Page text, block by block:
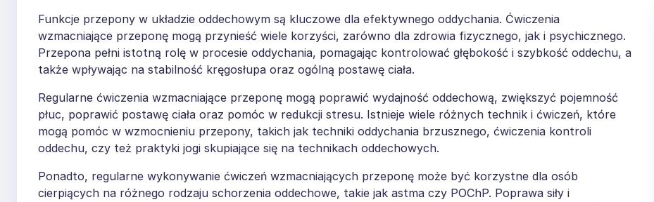
Funkcje przepony w układzie oddechowym są kluczowe dla efektywnego oddychania. Ćwiczenia
wzmacniające przeponę mogą przynieść wiele korzyści, zarówno dla zdrowia fizycznego, jak i psychicznego.
Przepona pełni istotną rolę w procesie oddychania, pomagając kontrolować głębokość i szybkość oddechu, a
także wpływając na stabilność kręgosłupa oraz ogólną postawę ciała.
Regularne ćwiczenia wzmacniające przeponę mogą poprawić wydajność oddechową, zwiększyć pojemność
płuc, poprawić postawę ciała oraz pomóc w redukcji stresu. Istnieje wiele różnych technik i ćwiczeń, które
mogą pomóc w wzmocnieniu przepony, takich jak techniki oddychania brzusznego, ćwiczenia kontroli
oddechu, czy też praktyki jogi skupiające się na technikach oddechowych.
Ponadto, regularne wykonywanie ćwiczeń wzmacniających przeponę może być korzystne dla osób
cierpiących na różnego rodzaju schorzenia oddechowe, takie jak astma czy POChP. Poprawa siły i